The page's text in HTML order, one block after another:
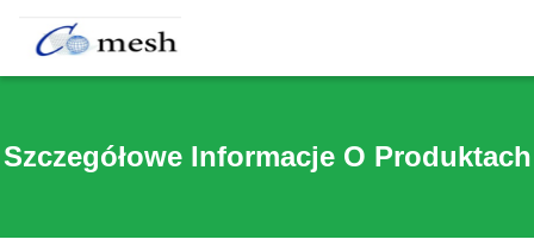
Szczegółowe Informacje O Produktach